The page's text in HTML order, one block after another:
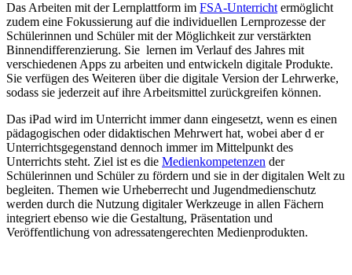
Das Arbeiten mit der Lernplattform im FSA-Unterricht ermöglicht
zudem eine Fokussierung auf die individuellen Lernprozesse der
Schülerinnen und Schüler mit der Möglichkeit zur verstärkten
Binnendifferenzierung. Sie lernen im Verlauf des Jahres mit
verschiedenen Apps zu arbeiten und entwickeln digitale Produkte.
Sie verfügen des Weiteren über die digitale Version der Lehrwerke,
sodass sie jederzeit auf ihre Arbeitsmittel zurückgreifen können.
Das iPad wird im Unterricht immer dann eingesetzt, wenn es einen
pädagogischen oder didaktischen Mehrwert hat, wobei aber d er
Unterrichtsgegenstand dennoch immer im Mittelpunkt des
Unterrichts steht. Ziel ist es die Medienkompetenzen der
Schülerinnen und Schüler zu fördern und sie in der digitalen Welt zu
begleiten. Themen wie Urheberrecht und Jugendmedienschutz
werden durch die Nutzung digitaler Werkzeuge in allen Fächern
integriert ebenso wie die Gestaltung, Präsentation und
Veröffentlichung von adressatengerechten Medienprodukten.